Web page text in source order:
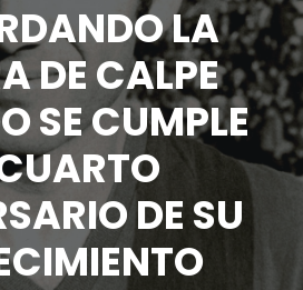
Search
LA
DE CALPE
SE CUMPLE
DE SU